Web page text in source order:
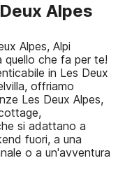
Alpes
Alpes, Alpi
quello che fa per te!
in Les Deux
offriamo
Les Deux Alpes,
si adattano a
fuori, a una
o a un'avventura